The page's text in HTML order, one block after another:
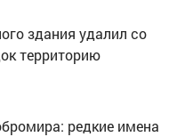
здания удалил со
территорию
редкие имена